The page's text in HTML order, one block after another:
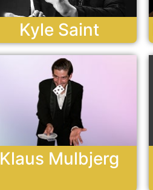
Kyle Saint
Klaus Mulbjerg